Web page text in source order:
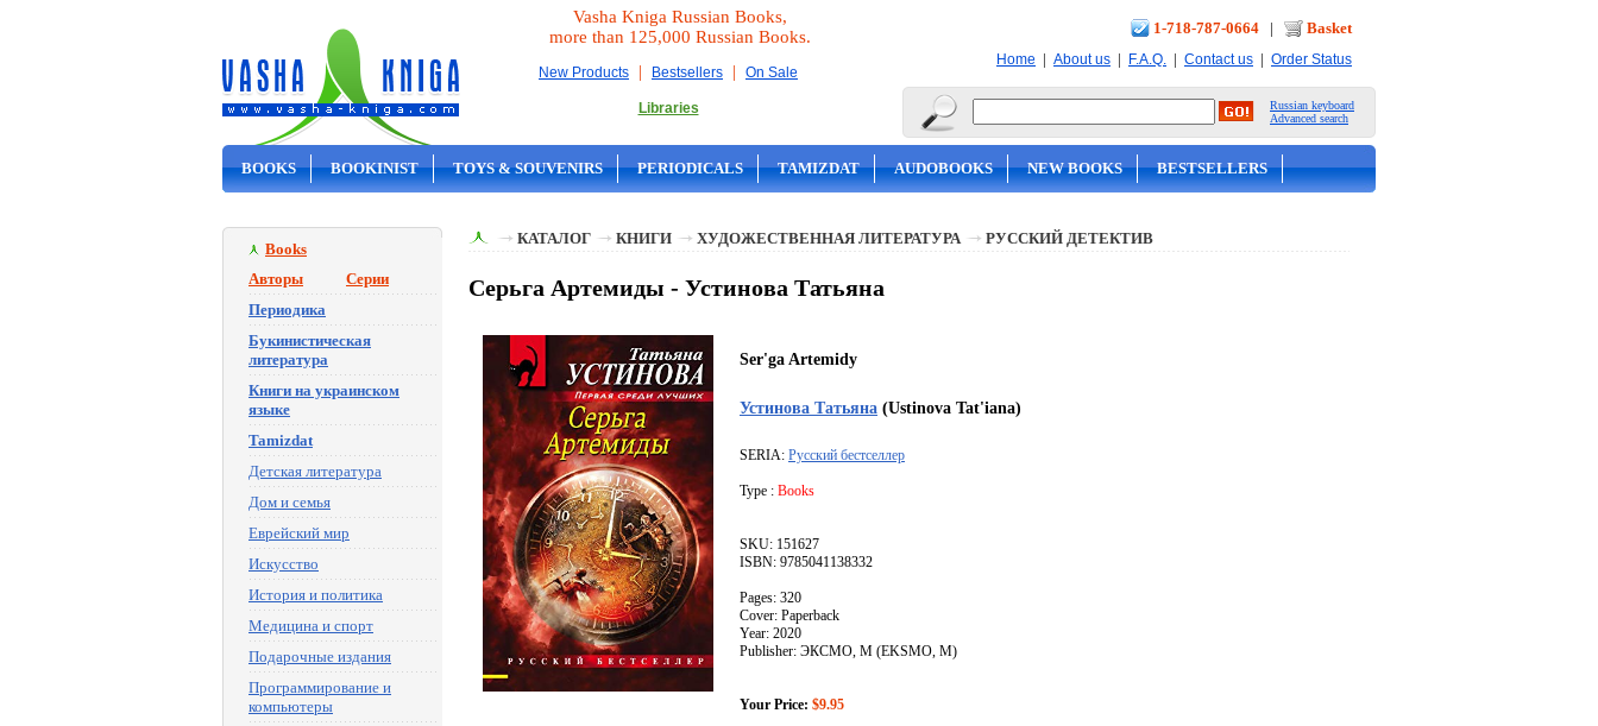
Vasha Kniga Russian Books,
more than 125,000 Russian Books.
New Products | Bestsellers | On Sale
Libraries
1-718-787-0664 | Basket
Home | About us | F.A.Q. | Contact us | Order Status
Russian keyboard
Advanced search
BOOKS BOOKINIST TOYS & SOUVENIRS PERIODICALS TAMIZDAT AUDOBOOKS NEW BOOKS BESTSELLERS
Books
Авторы
Серии
Периодика
Букинистическая
литература
Книги на украинском
языке
Tamizdat
Детская литература
Дом и семья
Еврейский мир
Искусство
История и политика
Медицина и спорт
Подарочные издания
Программирование и
компьютеры
КАТАЛОГ КНИГИ ХУДОЖЕСТВЕННАЯ ЛИТЕРАТУРА РУССКИЙ ДЕТЕКТИВ
Серьга Артемиды - Устинова Татьяна
Ser'ga Artemidy
Устинова Татьяна (Ustinova Tat'iana)
SERIA: Русский бестселлер
Type : Books
SKU: 151627
ISBN: 9785041138332
Pages: 320
Cover: Paperback
Year: 2020
Publisher: ЭКСМО, М (EKSMO, M)
Your Price: $9.95